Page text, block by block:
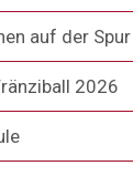
auf der Spur
2026